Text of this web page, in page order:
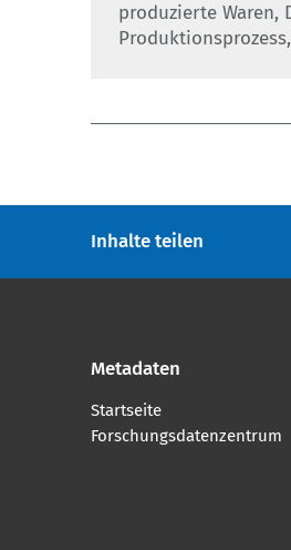
produzierte Waren,
Inhalte teilen
Metadaten
Startseite
Forschungsdatenzentrum